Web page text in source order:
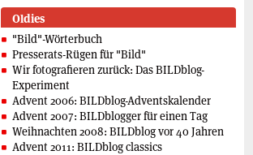
Oldies
"Bild"-Wörterbuch
Presserats-Rügen für "Bild"
Wir fotografieren zurück: Das BILDblog-
Experiment
Advent 2006: BILDblog-Adventskalender
Advent 2007: BILDblogger für einen Tag
Weihnachten 2008: BILDblog vor 40 Jahren
Advent 2011: BILDblog classics